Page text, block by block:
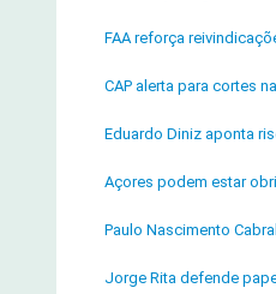
FAA reforça
CAP alerta para cortes
Eduardo Diniz aponta
Açores podem estar
Paulo Nascimento
Jorge Rita defende